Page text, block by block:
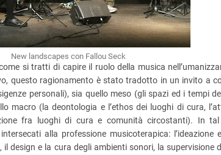
New landscapes con Fallou Seck
si tratti di capire il ruolo della musica
questo ragionamento è stato tradotto in un invito a
personali), sia quello meso (gli spazi ed i tempi
macro (la deontologia e l’ethos dei luoghi di cura,
fra luoghi di cura e comunità circostanti). In
alla professione musicoterapica: l’ideazione
design e la cura degli ambienti sonori, la supervisione